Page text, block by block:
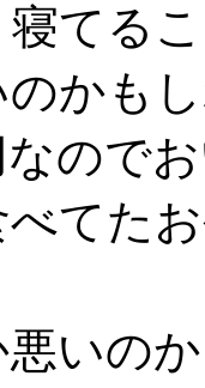
てる
かも
ので
てた
いの